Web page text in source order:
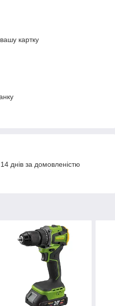
картку
днів за домовленістю